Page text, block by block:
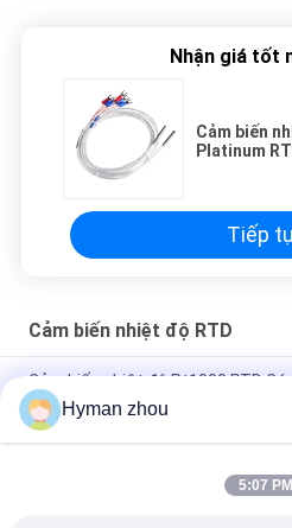
Nhận giá tốt
Cảm biến
Platinum
Tiếp
Cảm biến nhiệt độ RTD
Cảm biến nhiệt độ Pt1000 RTD
Cảm biến nhiệt độ 3 dây RTD
chính xác B
Cảm biến nhiệt độ Platinum Rtd
Hyman zhou
5:07 PM